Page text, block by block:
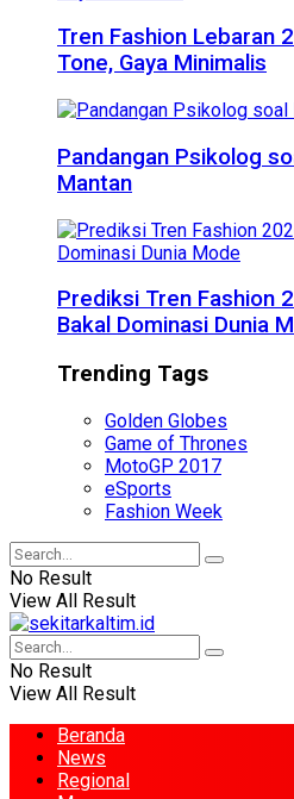
Tren Fashion Lebaran
Tone, Gaya Minimalis
Pandangan Psikolog
Mantan
Prediksi Tren Fashion
Bakal Dominasi Dunia
Trending Tags
Golden Globes
Game of Thrones
MotoGP 2017
eSports
Fashion Week
No Result
View All Result
No Result
View All Result
Beranda
News
Regional